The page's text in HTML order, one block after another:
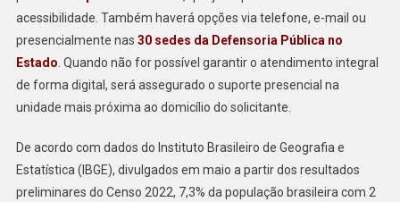
acessibilidade. Também haverá opções via telefone, e-mail ou
presencialmente nas 30 sedes da Defensoria Pública no
Estado . Quando não for possível garantir o atendimento integral
de forma digital, será assegurado o suporte presencial na
unidade mais próxima ao domicílio do solicitante.
De acordo com dados do Instituto Brasileiro de Geografia e
Estatística (IBGE), divulgados em maio a partir dos resultados
preliminares do Censo 2022, 7,3% da população brasileira com 2